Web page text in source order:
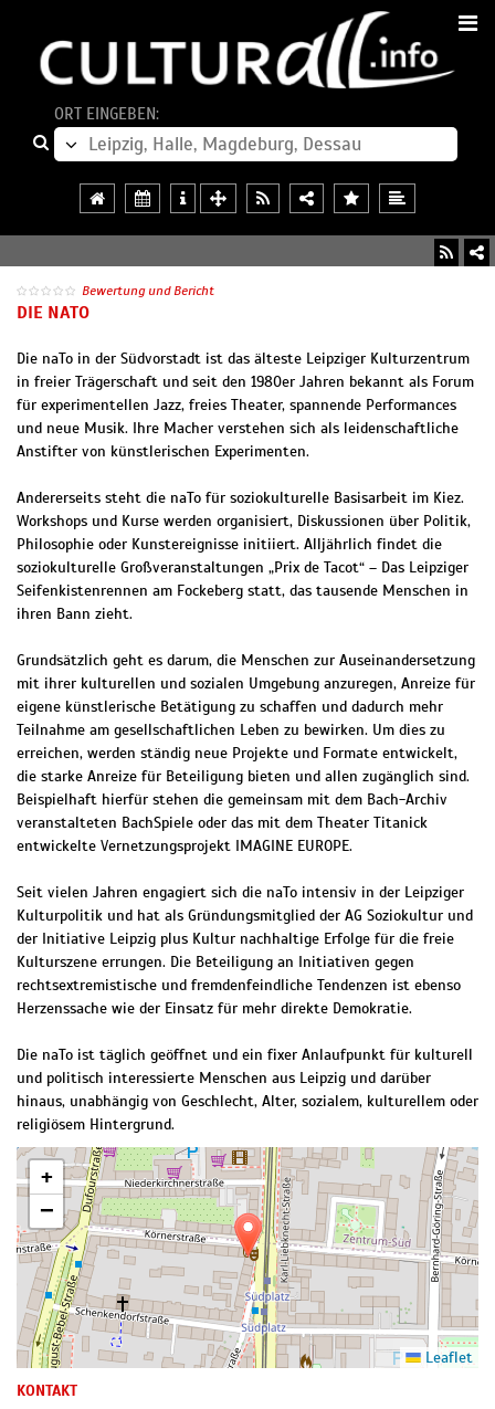
ORT EINGEBEN:
Bewertung und Bericht
DIE NATO
Die naTo in der Südvorstadt ist das älteste Leipziger Kulturzentrum
in freier Trägerschaft und seit den 1980er Jahren bekannt als Forum
für experimentellen Jazz, freies Theater, spannende Performances
und neue Musik. Ihre Macher verstehen sich als leidenschaftliche
Anstifter von künstlerischen Experimenten.
Andererseits steht die naTo für soziokulturelle Basisarbeit im Kiez.
Workshops und Kurse werden organisiert, Diskussionen über Politik,
Philosophie oder Kunstereignisse initiiert. Alljährlich findet die
soziokulturelle Großveranstaltungen „Prix de Tacot“ – Das Leipziger
Seifenkistenrennen am Fockeberg statt, das tausende Menschen in
ihren Bann zieht.
Grundsätzlich geht es darum, die Menschen zur Auseinandersetzung
mit ihrer kulturellen und sozialen Umgebung anzuregen, Anreize für
eigene künstlerische Betätigung zu schaffen und dadurch mehr
Teilnahme am gesellschaftlichen Leben zu bewirken. Um dies zu
erreichen, werden ständig neue Projekte und Formate entwickelt,
die starke Anreize für Beteiligung bieten und allen zugänglich sind.
Beispielhaft hierfür stehen die gemeinsam mit dem Bach-Archiv
veranstalteten BachSpiele oder das mit dem Theater Titanick
entwickelte Vernetzungsprojekt IMAGINE EUROPE.
Seit vielen Jahren engagiert sich die naTo intensiv in der Leipziger
Kulturpolitik und hat als Gründungsmitglied der AG Soziokultur und
der Initiative Leipzig plus Kultur nachhaltige Erfolge für die freie
Kulturszene errungen. Die Beteiligung an Initiativen gegen
rechtsextremistische und fremdenfeindliche Tendenzen ist ebenso
Herzenssache wie der Einsatz für mehr direkte Demokratie.
Die naTo ist täglich geöffnet und ein fixer Anlaufpunkt für kulturell
und politisch interessierte Menschen aus Leipzig und darüber
hinaus, unabhängig von Geschlecht, Alter, sozialem, kulturellem oder
religiösem Hintergrund.
+
−
Leaflet
KONTAKT